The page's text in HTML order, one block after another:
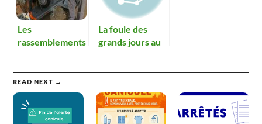
Les
rassemblements
aussi les 2 roues
!
La foule des
grands jours au
READ NEXT →